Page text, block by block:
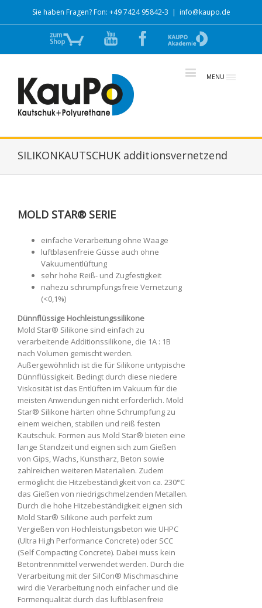
Sie haben Fragen? Fon: +49 7424 95842-3 | info@kaupo.de
Zum
Shop
YouTube Facebook
zur
Akademie
MENU
SILIKONKAUTSCHUK additionsvernetzend
MOLD STAR® SERIE
einfache Verarbeitung ohne Waage
luftblasenfreie Güsse auch ohne
Vakuumentlüftung
sehr hohe Reiß- und Zugfestigkeit
nahezu schrumpfungsfreie Vernetzung
(<0,1%)
Dünnflüssige Hochleistungssilikone
Mold Star® Silikone sind einfach zu
verarbeitende Additionssilikone, die 1A : 1B
nach Volumen gemischt werden.
Außergewöhnlich ist die für Silikone untypische
Dünnflüssigkeit. Bedingt durch diese niedere
Viskosität ist das Entlüften im Vakuum für die
meisten Anwendungen nicht erforderlich. Mold
Star® Silikone härten ohne Schrumpfung zu
einem weichen, stabilen und reiß festen
Kautschuk. Formen aus Mold Star® bieten eine
lange Standzeit und eignen sich zum Gießen
von Gips, Wachs, Kunstharz, Beton sowie
zahlreichen weiteren Materialien. Zudem
ermöglicht die Hitzebeständigkeit von ca. 230°C
das Gießen von niedrigschmelzenden Metallen.
Durch die hohe Hitzebeständigkeit eignen sich
Mold Star® Silikone auch perfekt zum
Vergießen von Hochleistungsbeton wie UHPC
(Ultra High Performance Concrete) oder SCC
(Self Compacting Concrete). Dabei muss kein
Betontrennmittel verwendet werden. Durch die
Verarbeitung mit der SilCon® Mischmaschine
wird die Verarbeitung noch einfacher und die
Formenqualität durch das luftblasenfreie